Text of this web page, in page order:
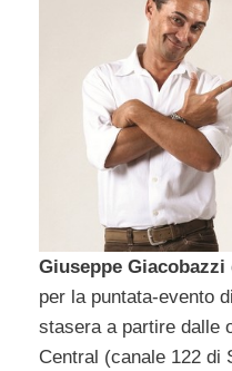
Giuseppe Giacobazzi
per la puntata-evento di
stasera a partire dalle
Central (canale 122 di